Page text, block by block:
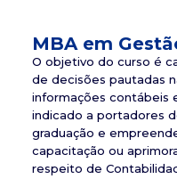
MBA em
O objetivo do curso é
de decisões pautadas
informações contábeis
indicado a portadores
graduação e
capacitação ou
respeito de